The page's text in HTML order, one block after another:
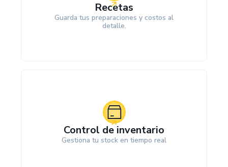
Recetas
Guarda tus preparaciones y costos al
detalle.
Control de inventario
Gestiona tu stock en tiempo real